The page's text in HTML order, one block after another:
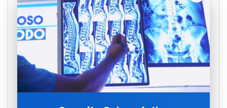
SOPORTE LUMBAR XL
S/. 95
Comprar